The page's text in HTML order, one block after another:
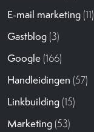
E-mail marketing (11)
Gastblog (3)
Google (166)
Handleidingen (57)
Linkbuilding (15)
Marketing (53)